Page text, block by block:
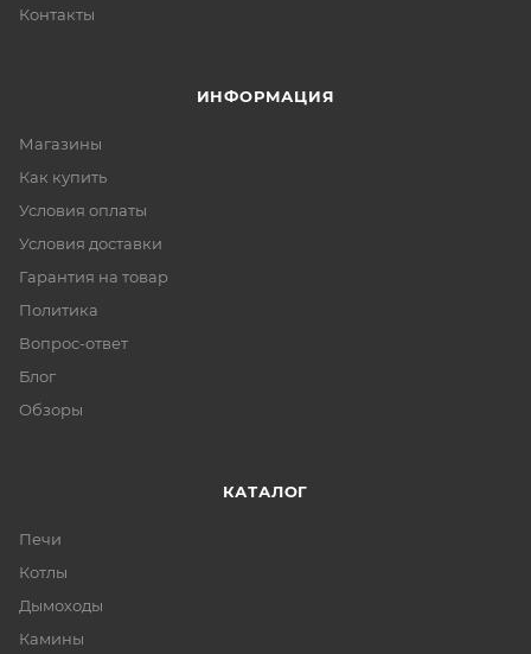
Контакты
ИНФОРМАЦИЯ
Магазины
Как купить
Условия оплаты
Условия доставки
Гарантия на товар
Политика
Вопрос-ответ
Блог
Обзоры
КАТАЛОГ
Печи
Котлы
Дымоходы
Камины